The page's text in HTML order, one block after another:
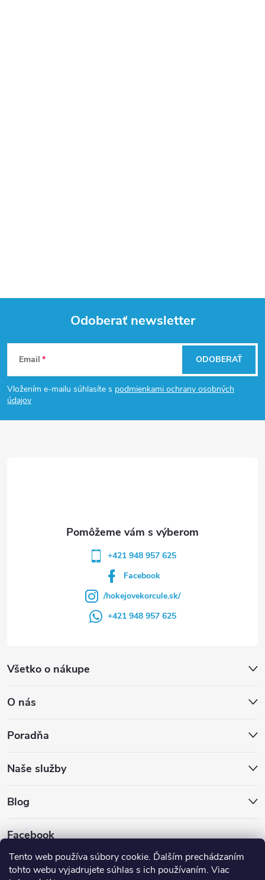
Tento web používa súbory cookie. Ďalším prechádzaním
tohto webu vyjadrujete súhlas s ich používaním. Viac
Z
á
p
Odoberať newsletter
Email
Vložením e-mailu súhlasíte s podmienkami ochrany osobných
údajov
ODOBERAŤ
Všetko o nákupe
O nás
Poradňa
Naše služby
Blog
Facebook
+421 948 957 625
Facebook
/hokejovekorcule.sk/
+421 948 957 625